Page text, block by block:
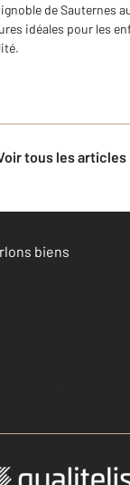
de Sauternes
idéales pour les
Voir tous les articles
biens
Accéder à mon compte